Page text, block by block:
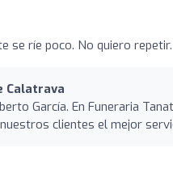
se ríe poco. No quiero repetir.
Calatrava
García. En Funeraria
clientes el mejor